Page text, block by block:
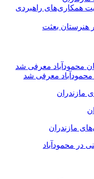
همکاری‌های راهبردی
هنرستان بعثت
معرفی شد
مازندران
مازندران
در محمودآباد